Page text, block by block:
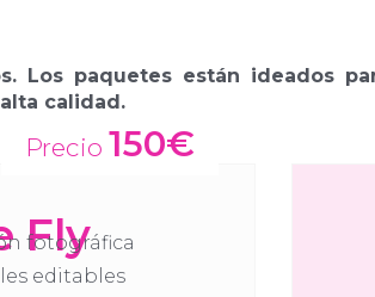
Los paquetes están ideados
calidad.
Fly
Precio 150€
fotográfica
editables